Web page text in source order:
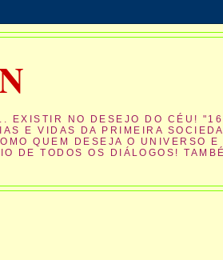
EXISTIR NO DESEJO DO CÉU!
E VIDAS DA PRIMEIRA
QUEM DESEJA O UNIVERSO
DE TODOS OS DIÁLOGOS!